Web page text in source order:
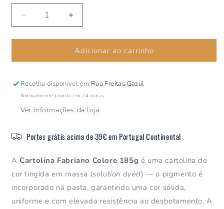
Diminuir
a
quantidade
Cartolina
Cinza
Pérola
Aumentar
a
quantidade
de
Cartolina
Cinza
Pérola
Adicionar ao carrinho
Recolha disponível em Rua Freitas Gazul
Normalmente pronto em 24 horas
Ver informações da loja
Portes grátis acima de 39€ em Portugal Continental
ACartolina Fabriano Colore 185g é uma cartolina de
cor tingida em massa (solution dyed) — o pigmento é
incorporado na pasta, garantindo uma cor sólida,
uniforme e com elevada resistência ao desbotamento. A